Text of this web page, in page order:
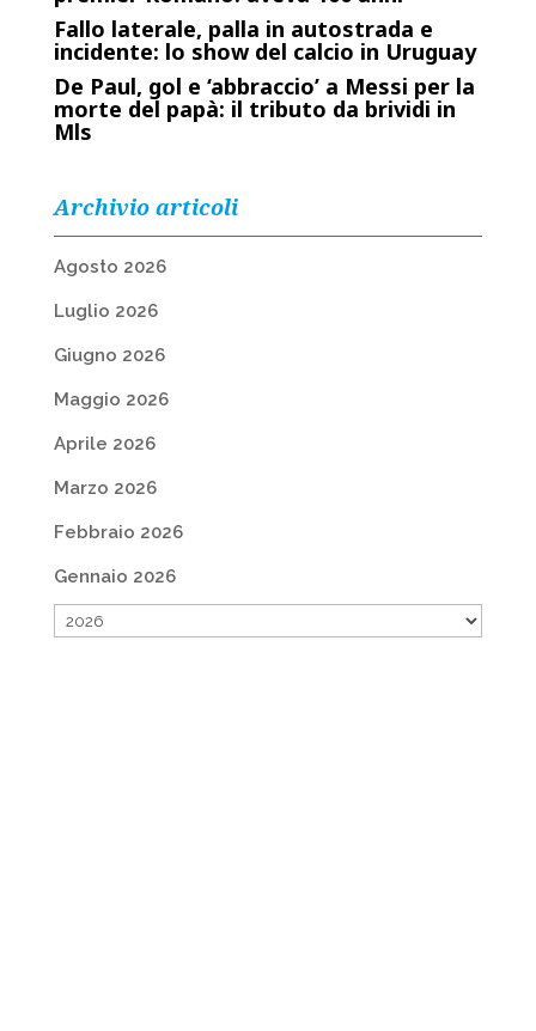
Fallo laterale, palla in autostrada e
incidente: lo show del calcio in Uruguay
De Paul, gol e ‘abbraccio’ a Messi per la
morte del papà: il tributo da brividi in
Mls
Archivio articoli
Agosto 2026
Luglio 2026
Giugno 2026
Maggio 2026
Aprile 2026
Marzo 2026
Febbraio 2026
Gennaio 2026